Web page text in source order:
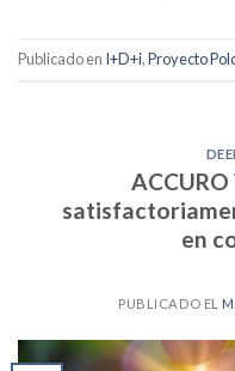
Publicado en I+D+i,Proyecto
en
PUBLICADO EL